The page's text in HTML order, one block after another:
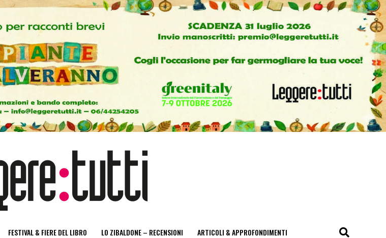
FESTIVAL & FIERE DEL LIBRO LO ZIBALDONE – RECENSIONI ARTICOLI & APPROFONDIMENTI